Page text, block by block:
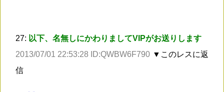
27: 以下、名無しにかわりましてVIPがお送りします
2013/07/01 22:53:28 ID:QWBW6F790 ▼このレスに返
信